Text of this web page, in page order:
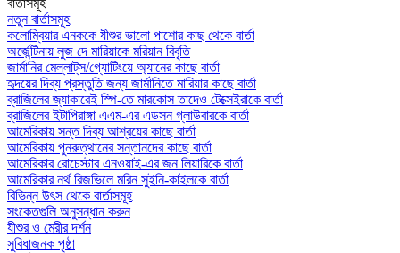
নতুন বার্তাসমূহ
কলোম্বিয়ার এনককে যীশুর ভালো পাশোর কাছ থেকে বার্তা
অর্জেন্টিনায় লুজ দে মারিয়াকে মরিয়ান বিবৃতি
জার্মানির মেল্লাট্‌স/গ্যোটিংয়ে অ্যানের কাছে বার্তা
হৃদয়ের দিব্য প্রস্তুতি জন্য জার্মানিতে মারিয়ার কাছে বার্তা
ব্রাজিলের জ্যাকারেই স্পি-তে মারকোস তাদেও টেক্সেইরাকে বার্তা
ব্রাজিলের ইটাপিরাঙ্গা এএম-এর এডসন গ্লাউবারকে বার্তা
আমেরিকায় সন্ত দিব্য আশ্রয়ের কাছে বার্তা
আমেরিকায় পুনরুত্থানের সন্তানদের কাছে বার্তা
আমেরিকার রোচেস্টার এনওয়াই-এর জন লিয়ারিকে বার্তা
আমেরিকার নর্থ রিজভিলে মরিন সুইনি-কাইলকে বার্তা
বিভিন্ন উৎস থেকে বার্তাসমূহ
সংকেতগুলি অনুসন্ধান করুন
যীশুর ও মেরীর দর্শন
সুবিধাজনক পৃষ্ঠা